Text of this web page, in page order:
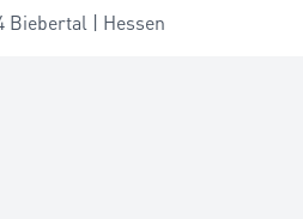
Biebertal | Hessen